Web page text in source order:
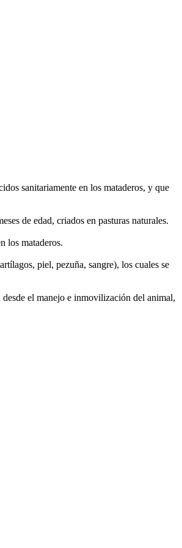
sanitariamente en los mataderos, y que
de edad, criados en pasturas naturales.
los mataderos.
piel, pezuña, sangre), los cuales se
el manejo e inmovilización del animal,